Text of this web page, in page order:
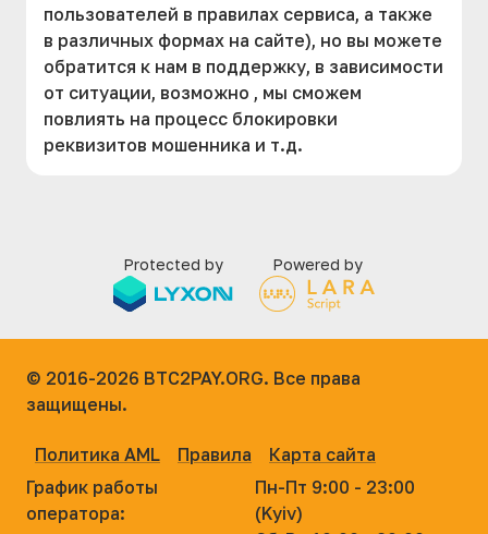
пользователей в правилах сервиса, а также
в различных формах на сайте), но вы можете
обратится к нам в поддержку, в зависимости
от ситуации, возможно , мы сможем
повлиять на процесс блокировки
реквизитов мошенника и т.д.
Protected by Powered by
© 2016-2026 BTC2PAY.ORG. Все права
защищены.
Политика AML Правила
Карта сайта
График работы
оператора:
Пн-Пт 9:00 - 23:00
(Kyiv)